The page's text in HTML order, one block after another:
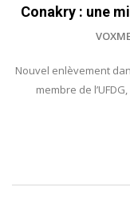
Conakry : une
Nouvel enlèvement
membre de